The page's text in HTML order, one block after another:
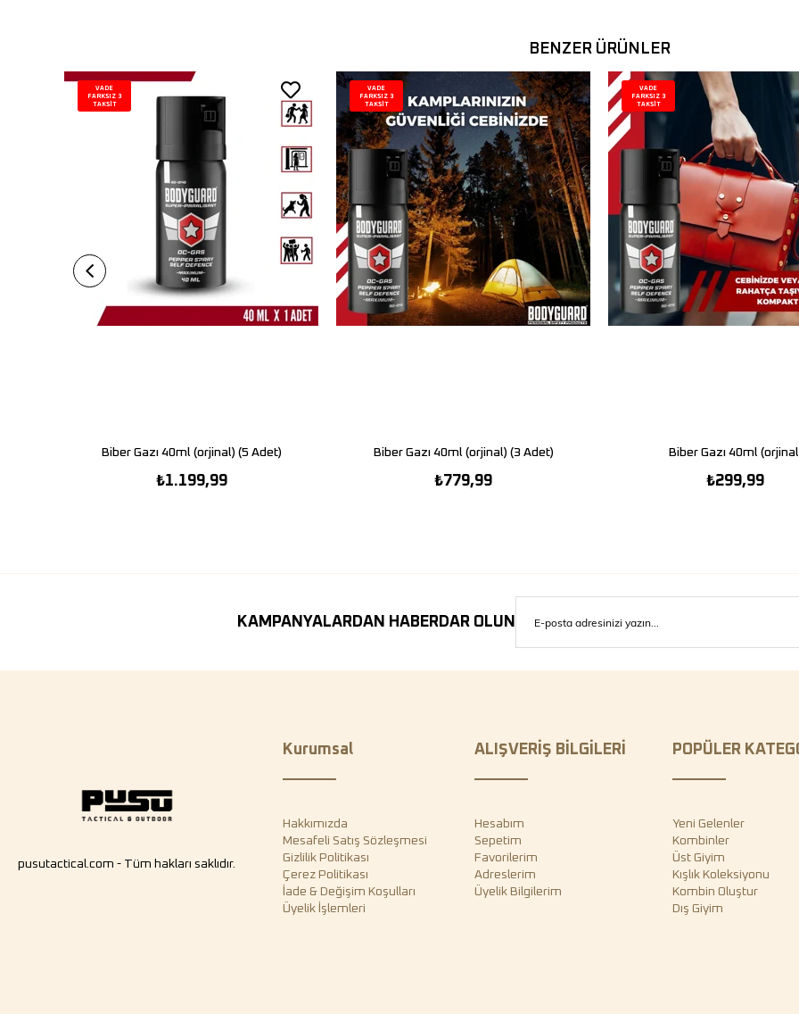
BENZER ÜRÜNLER
SEPETE EKLE
Biber Gazı 40ml (orjinal) (5 Adet)
₺1.199,99
VADE
FARKSIZ 3
TAKSİT
SEPETE EKLE
Biber Gazı 40ml (orjinal) (3 Adet)
₺779,99
VADE
FARKSIZ 3
TAKSİT
SEPETE EKLE
Biber Gazı 40ml
₺299,99
VADE
FARKSIZ 3
TAKSİT
KAMPANYALARDAN HABERDAR OLUN
pusutactical.com - Tüm hakları saklıdır.
Kurumsal
Hakkımızda
Mesafeli Satış Sözleşmesi
Gizlilik Politikası
Çerez Politikası
İade & Değişim Koşulları
Üyelik İşlemleri
ALIŞVERİŞ BİLGİLERİ
Hesabım
Sepetim
Favorilerim
Adreslerim
Üyelik Bilgilerim
POPÜLER
Yeni Gelenler
Kombinler
Üst Giyim
Kışlık Koleksiyonu
Kombin Oluştur
Dış Giyim